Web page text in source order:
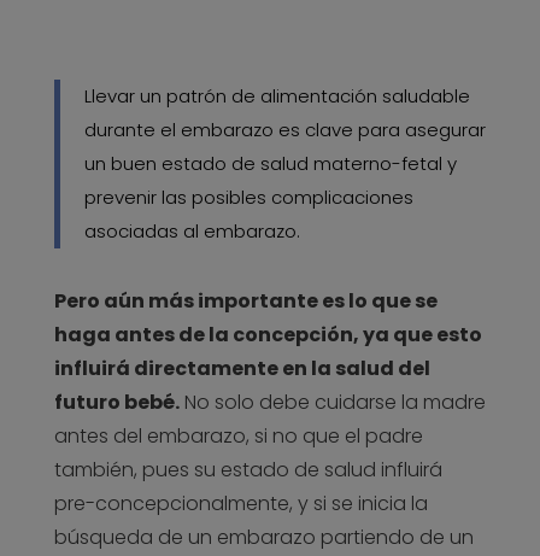
Llevar un patrón de alimentación saludable
durante el embarazo es clave para asegurar
un buen estado de salud materno-fetal y
prevenir las posibles complicaciones
asociadas al embarazo.
Pero aún más importante es lo que se
haga antes de la concepción, ya que esto
influirá directamente en la salud del
futuro bebé.No solo debe cuidarse la madre
antes del embarazo, si no que el padre
también, pues su estado de salud influirá
pre-concepcionalmente, y si se inicia la
búsqueda de un embarazo partiendo de un